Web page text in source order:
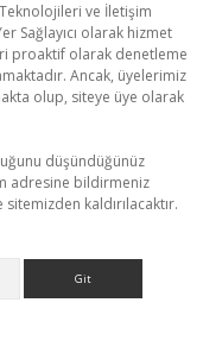
Teknolojileri ve İletişim
Sağlayıcı olarak hizmet
proaktif olarak denetleme
Ancak, üyelerimiz
olup, siteye üye olarak
düşündüğünüz
adresine bildirmeniz
kaldırılacaktır.